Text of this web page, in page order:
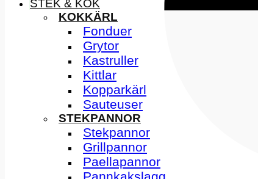
STEK & KOK
KOKKÄRL
Fonduer
Grytor
Kastruller
Kittlar
Kopparkärl
Sauteuser
STEKPANNOR
Stekpannor
Grillpannor
Paellapannor